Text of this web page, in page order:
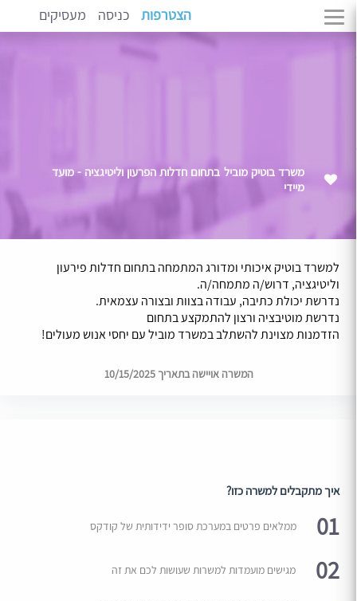
הצטרפות כניסה מעסיקים
משרד בוטיק מוביל בתחום חדלות הפרעון וליטיגציה - מועד
מיידי
למשרד בוטיק איכותי ומדורג המתמחה בתחום חדלות פירעון
וליטיגציה, דרוש/ה מתמחה/ה.
נדרשת יכולת כתיבה, עבודה בצוות ובצורה עצמאית.
נדרשת מוטיבציה ורצון להתמקצע בתחום
הזדמנות מצוינת להשתלב במשרד מוביל עם יחסי אנוש מעולים!
המשרה אויישה בתאריך 10/15/2025
איך מתקבלים למשרה כזו?
01 ממלאים פרטים במערכת סופר ידידותית של קודקס
02 מגישים מועמדות למשרות שעושות לכם את זה